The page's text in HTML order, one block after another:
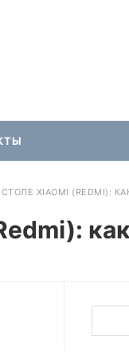
XIAOMI (REDMI):